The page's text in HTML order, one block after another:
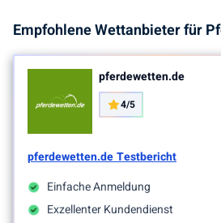
Empfohlene Wettanbieter für
pferdewetten.de
4/5
pferdewetten.de Testbericht
Einfache Anmeldung
Exzellenter Kundendienst